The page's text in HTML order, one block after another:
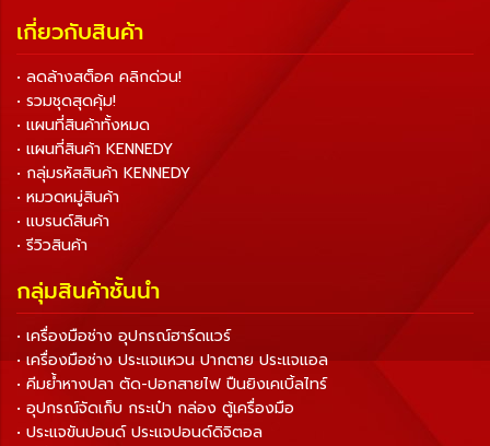
เกี่ยวกับสินค้า
• ลดล้างสต็อค คลิกด่วน!
• รวมชุดสุดคุ้ม!
• แผนที่สินค้าทั้งหมด
• แผนที่สินค้า KENNEDY
• กลุ่มรหัสสินค้า KENNEDY
• หมวดหมู่สินค้า
• แบรนด์สินค้า
• รีวิวสินค้า
กลุ่มสินค้าชั้นนำ
• เครื่องมือช่าง อุปกรณ์ฮาร์ดแวร์
• เครื่องมือช่าง ประแจแหวน ปากตาย ประแจแอล
• คีมย้ำหางปลา ตัด-ปอกสายไฟ ปืนยิงเคเบิ้ลไทร์
• อุปกรณ์จัดเก็บ กระเป๋า กล่อง ตู้เครื่องมือ
• ประแจขันปอนด์ ประแจปอนด์ดิจิตอล